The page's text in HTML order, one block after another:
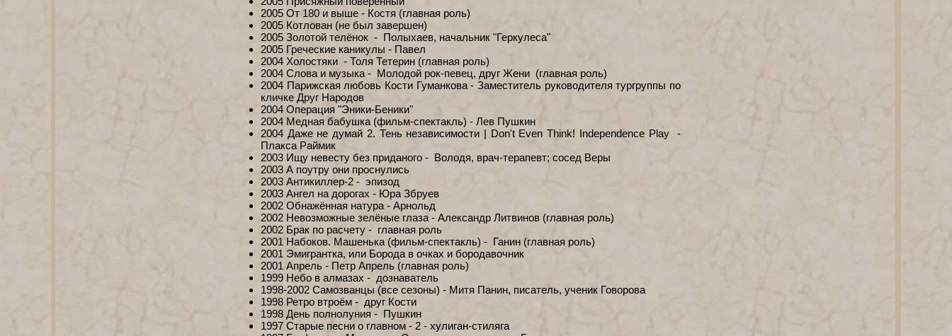
2005 От 180 и выше - Костя (главная роль)
2005 Котлован (не был завершен)
2005 Золотой телёнок - Полыхаев, начальник "Геркулеса"
2005 Греческие каникулы - Павел
2004 Холостяки - Толя Тетерин (главная роль)
2004 Слова и музыка - Молодой рок-певец, друг Жени (главная роль)
2004 Парижская любовь Кости Гуманкова - Заместитель руководителя тургруппы по
кличке Друг Народов
2004 Операция "Эники-Беники"
2004 Медная бабушка (фильм-спектакль) - Лев Пушкин
2004 Даже не думай 2. Тень независимости | Don't Even Think! Independence Play -
Плакса Раймик
2003 Ищу невесту без приданого - Володя, врач-терапевт; сосед Веры
2003 А поутру они проснулись
2003 Антикиллер-2 - эпизод
2003 Ангел на дорогах - Юра Збруев
2002 Обнажённая натура - Арнольд
2002 Невозможные зелёные глаза - Александр Литвинов (главная роль)
2002 Брак по расчету - главная роль
2001 Набоков. Машенька (фильм-спектакль) - Ганин (главная роль)
2001 Эмигрантка, или Борода в очках и бородавочник
2001 Апрель - Петр Апрель (главная роль)
1999 Небо в алмазах - дознаватель
1998-2002 Самозванцы (все сезоны) - Митя Панин, писатель, ученик Говорова
1998 Ретро втроём - друг Кости
1998 День полнолуния - Пушкин
1997 Старые песни о главном - 2 - хулиган-стиляга